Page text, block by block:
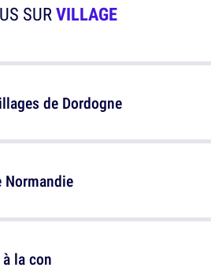
SURVILLAGE
de Dordogne
la con
Normandie